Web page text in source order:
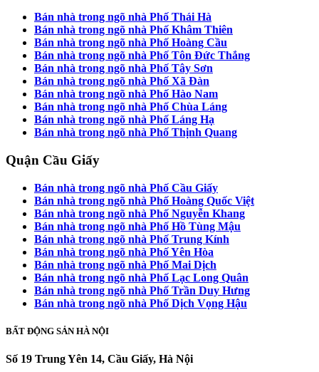
Bán nhà trong ngõ nhà Phố Thái Hà
Bán nhà trong ngõ nhà Phố Khâm Thiên
Bán nhà trong ngõ nhà Phố Hoàng Cầu
Bán nhà trong ngõ nhà Phố Tôn Đức Thắng
Bán nhà trong ngõ nhà Phố Tây Sơn
Bán nhà trong ngõ nhà Phố Xã Đàn
Bán nhà trong ngõ nhà Phố Hào Nam
Bán nhà trong ngõ nhà Phố Chùa Láng
Bán nhà trong ngõ nhà Phố Láng Hạ
Bán nhà trong ngõ nhà Phố Thịnh Quang
Quận Cầu Giấy
Bán nhà trong ngõ nhà Phố Cầu Giấy
Bán nhà trong ngõ nhà Phố Hoàng Quốc Việt
Bán nhà trong ngõ nhà Phố Nguyễn Khang
Bán nhà trong ngõ nhà Phố Hồ Tùng Mậu
Bán nhà trong ngõ nhà Phố Trung Kính
Bán nhà trong ngõ nhà Phố Yên Hòa
Bán nhà trong ngõ nhà Phố Mai Dịch
Bán nhà trong ngõ nhà Phố Lạc Long Quân
Bán nhà trong ngõ nhà Phố Trần Duy Hưng
Bán nhà trong ngõ nhà Phố Dịch Vọng Hậu
BẤT ĐỘNG SẢN HÀ NỘI
Số 19 Trung Yên 14, Cầu Giấy, Hà Nội